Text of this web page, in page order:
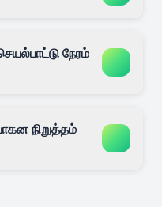
நேரம்
நிறுத்தம்